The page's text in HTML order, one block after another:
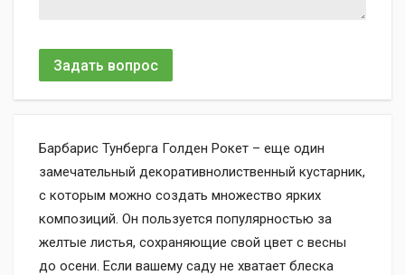
Задать вопрос
Барбарис Тунберга Голден Рокет – еще один
замечательный декоративнолиственный кустарник,
с которым можно создать множество ярких
композиций. Он пользуется популярностью за
желтые листья, сохраняющие свой цвет с весны
до осени. Если вашему саду не хватает блеска